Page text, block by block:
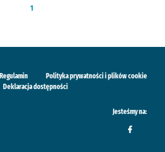
1
Regulamin
Polityka prywatności i plików cookie
Deklaracja dostępności
Jesteśmy na: